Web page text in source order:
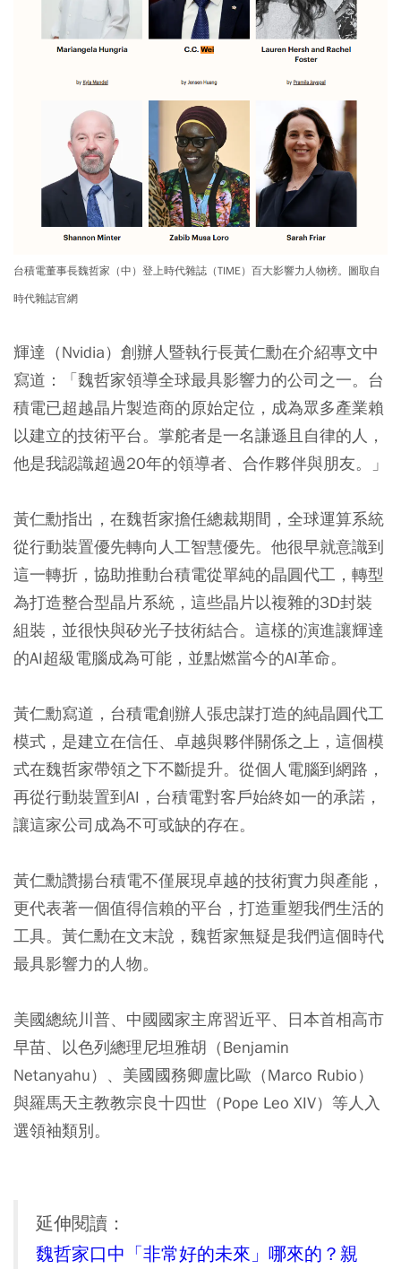
台積電董事長魏哲家（中）登上時代雜誌（TIME）百大影響力人物榜。圖取自
時代雜誌官網
輝達（Nvidia）創辦人暨執行長黃仁勳在介紹專文中
寫道：「魏哲家領導全球最具影響力的公司之一。台
積電已超越晶片製造商的原始定位，成為眾多產業賴
以建立的技術平台。掌舵者是一名謙遜且自律的人，
他是我認識超過20年的領導者、合作夥伴與朋友。」
黃仁勳指出，在魏哲家擔任總裁期間，全球運算系統
從行動裝置優先轉向人工智慧優先。他很早就意識到
這一轉折，協助推動台積電從單純的晶圓代工，轉型
為打造整合型晶片系統，這些晶片以複雜的3D封裝
組裝，並很快與矽光子技術結合。這樣的演進讓輝達
的AI超級電腦成為可能，並點燃當今的AI革命。
黃仁勳寫道，台積電創辦人張忠謀打造的純晶圓代工
模式，是建立在信任、卓越與夥伴關係之上，這個模
式在魏哲家帶領之下不斷提升。從個人電腦到網路，
再從行動裝置到AI，台積電對客戶始終如一的承諾，
讓這家公司成為不可或缺的存在。
黃仁勳讚揚台積電不僅展現卓越的技術實力與產能，
更代表著一個值得信賴的平台，打造重塑我們生活的
工具。黃仁勳在文末說，魏哲家無疑是我們這個時代
最具影響力的人物。
美國總統川普、中國國家主席習近平、日本首相高市
早苗、以色列總理尼坦雅胡（Benjamin
Netanyahu）、美國國務卿盧比歐（Marco Rubio）
與羅馬天主教教宗良十四世（Pope Leo XIV）等人入
選領袖類別。
延伸閱讀：
魏哲家口中「非常好的未來」哪來的？親